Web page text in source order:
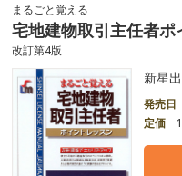
まるごと覚える
宅地建物取引主任者
改訂第4版
新星
発売日
定価